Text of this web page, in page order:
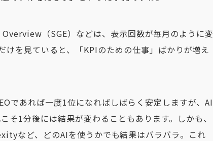
（SGE）などは、表示回数が毎月のように変
けを見ていると、「KPIのための仕事」ばかりが増え
であれば一度1位になればしばらく安定しますが、AI
そ1分後には結果が変わることもあります。しかも、
など、どのAIを使うかでも結果はバラバラ。これ